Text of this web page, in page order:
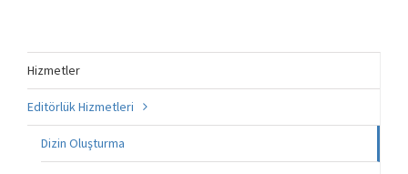
Hizmetler
Editörlük Hizmetleri
Dizin Oluşturma